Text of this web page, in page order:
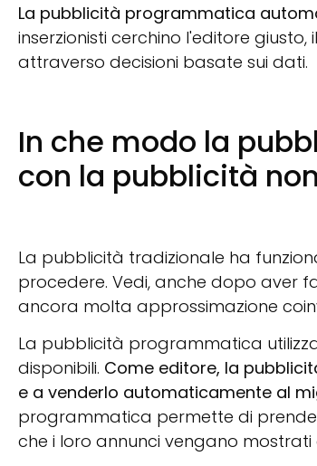
La pubblicità programmatica
inserzionisti cerchino l'editore
attraverso decisioni basate sui dati.
In che modo la
con la pubblicità
La pubblicità tradizionale ha
procedere. Vedi, anche dopo aver
ancora molta approssimazione
La pubblicità programmatica
disponibili. Come editore, la
e a venderlo automaticamente al
programmatica permette di
che i loro annunci vengano